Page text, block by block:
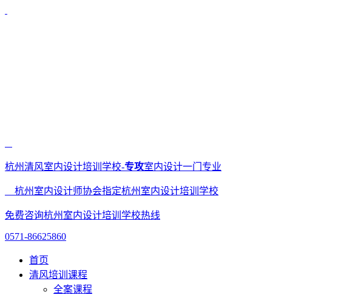
杭州清风室内设计培训学校-专攻室内设计一门专业
杭州室内设计师协会指定杭州室内设计培训学校
免费咨询杭州室内设计培训学校热线
0571-86625860
首页
清风培训课程
全案课程